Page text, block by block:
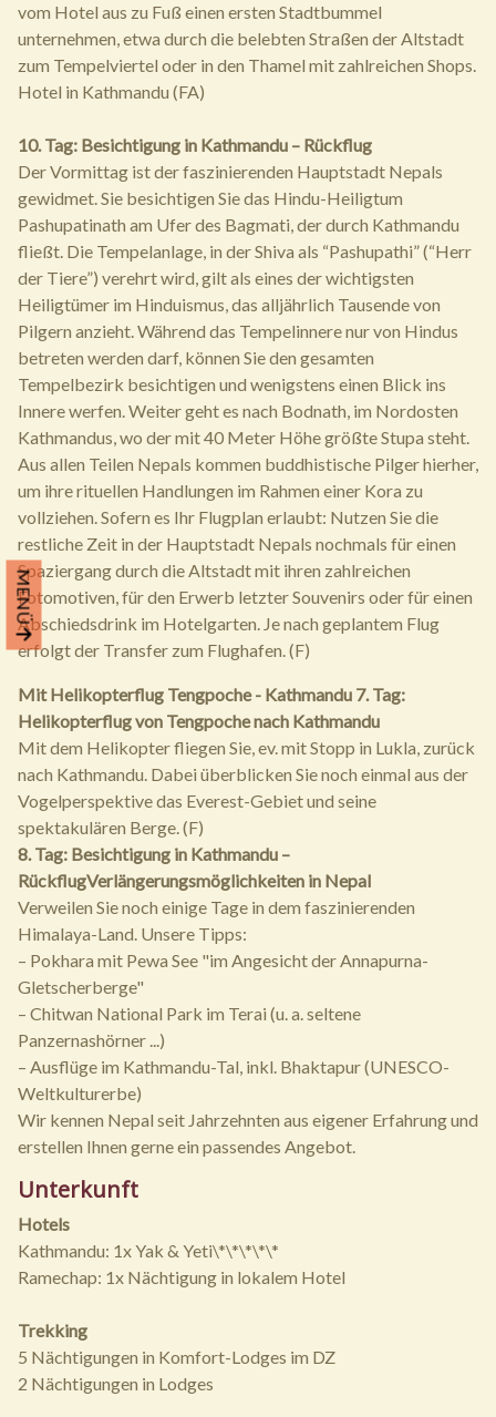
MENÜ
vom Hotel aus zu Fuß einen ersten Stadtbummel
unternehmen, etwa durch die belebten Straßen der Altstadt
zum Tempelviertel oder in den Thamel mit zahlreichen Shops.
Hotel in Kathmandu (FA)
10. Tag: Besichtigung in Kathmandu – Rückflug
Der Vormittag ist der faszinierenden Hauptstadt Nepals
gewidmet. Sie besichtigen Sie das Hindu-Heiligtum
Pashupatinath am Ufer des Bagmati, der durch Kathmandu
fließt. Die Tempelanlage, in der Shiva als “Pashupathi” (“Herr
der Tiere”) verehrt wird, gilt als eines der wichtigsten
Heiligtümer im Hinduismus, das alljährlich Tausende von
Pilgern anzieht. Während das Tempelinnere nur von Hindus
betreten werden darf, können Sie den gesamten
Tempelbezirk besichtigen und wenigstens einen Blick ins
Innere werfen. Weiter geht es nach Bodnath, im Nordosten
Kathmandus, wo der mit 40 Meter Höhe größte Stupa steht.
Aus allen Teilen Nepals kommen buddhistische Pilger hierher,
um ihre rituellen Handlungen im Rahmen einer Kora zu
vollziehen. Sofern es Ihr Flugplan erlaubt: Nutzen Sie die
restliche Zeit in der Hauptstadt Nepals nochmals für einen
Spaziergang durch die Altstadt mit ihren zahlreichen
Fotomotiven, für den Erwerb letzter Souvenirs oder für einen
Abschiedsdrink im Hotelgarten. Je nach geplantem Flug
erfolgt der Transfer zum Flughafen. (F)
Mit Helikopterflug Tengpoche - Kathmandu 7. Tag:
Helikopterflug von Tengpoche nach Kathmandu
Mit dem Helikopter fliegen Sie, ev. mit Stopp in Lukla, zurück
nach Kathmandu. Dabei überblicken Sie noch einmal aus der
Vogelperspektive das Everest-Gebiet und seine
spektakulären Berge. (F)
8. Tag: Besichtigung in Kathmandu –
RückflugVerlängerungsmöglichkeiten in Nepal
Verweilen Sie noch einige Tage in dem faszinierenden
Himalaya-Land. Unsere Tipps:
– Pokhara mit Pewa See "im Angesicht der Annapurna-
Gletscherberge"
– Chitwan National Park im Terai (u. a. seltene
Panzernashörner ...)
– Ausflüge im Kathmandu-Tal, inkl. Bhaktapur (UNESCO-
Weltkulturerbe)
Wir kennen Nepal seit Jahrzehnten aus eigener Erfahrung und
erstellen Ihnen gerne ein passendes Angebot.
Unterkunft
Hotels
Kathmandu: 1x Yak & Yeti\*\*\*\*\*
Ramechap: 1x Nächtigung in lokalem Hotel
Trekking
5 Nächtigungen in Komfort-Lodges im DZ
2 Nächtigungen in Lodges